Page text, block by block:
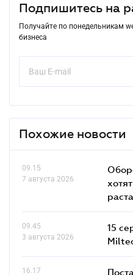
Подпишитесь на
Получайте по понедельникам
бизнеса
Похожие новости
09.15
7 августа 2026
09.45
3 августа 2026
15
16.17